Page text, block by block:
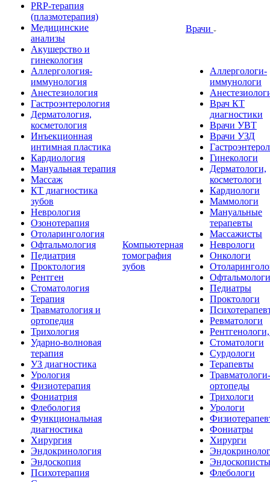
PRP-терапия
(плазмотерапия)
Медицинские
анализы
Акушерство и
гинекология
Аллергология-
иммунология
Анестезиология
Гастроэнтерология
Дерматология,
косметология
Инъекционная
интимная пластика
Кардиология
Мануальная терапия
Массаж
КТ диагностика
зубов
Неврология
Озонотерапия
Отоларингология
Офтальмология
Педиатрия
Проктология
Рентген
Стоматология
Терапия
Травматология и
ортопедия
Трихология
Ударно-волновая
терапия
УЗ диагностика
Урология
Физиотерапия
Фониатрия
Флебология
Функциональная
диагностика
Хирургия
Эндокринология
Эндоскопия
Психотерапия
Компьютерная
томография
зубов
Врачи
Аллергологи-
иммунологи
Врач КТ
диагностики
Врачи УВТ
Врачи УЗД
Гинекологи
Дерматологи,
косметологи
Кардиологи
Маммологи
Мануальные
терапевты
Массажисты
Неврологи
Онкологи
Офтальмологи
Педиатры
Проктологи
Ревматологи
Стоматологи
Сурдологи
Терапевты
Травматологи-
ортопеды
Трихологи
Урологи
Фониатры
Хирурги
Эндоскописты
Флебологи